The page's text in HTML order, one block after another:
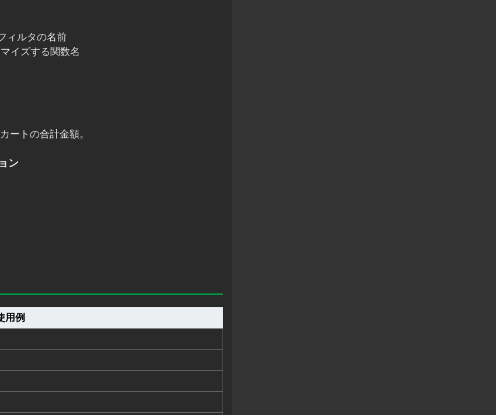
ィルタの名前
イズする関数名
ートの合計金額。
ン
用例